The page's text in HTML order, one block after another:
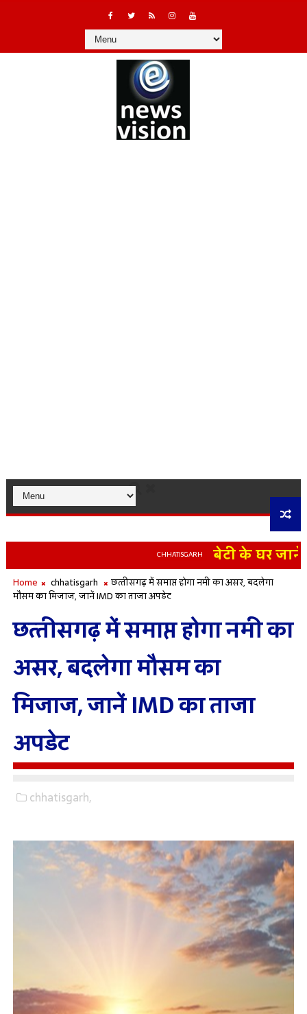
CHHATISGARH बेटी के घर जाने
Home chhatisgarh
छत्‍तीसगढ़ में समाप्त होगा नमी का असर, बदलेगा
मौसम का मिजाज, जानें IMD का ताजा अपडेट
छत्‍तीसगढ़ में समाप्त होगा नमी का
असर, बदलेगा मौसम का
मिजाज, जानें IMD का ताजा
अपडेट
chhatisgarh,